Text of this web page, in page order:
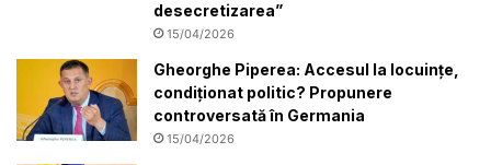
desecretizarea”
15/04/2026
Gheorghe Piperea: Accesul la locuințe,
condiționat politic? Propunere
controversată în Germania
15/04/2026